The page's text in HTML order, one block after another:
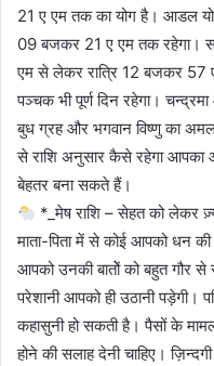
21 ए एम तक का योग है। आडल
09 बजकर 21 ए एम तक रहेगा।
एम से लेकर रात्रि 12 बजकर
पञ्चक भी पूर्ण दिन रहेगा।
बुध ग्रह और भगवान विष्णु का अमल
से राशि अनुसार कैसे रहेगा आपका
बेहतर बना सकते हैं।
*_मेष राशि – सेहत को
माता-पिता में से कोई आपको धन
आपको उनकी बातोें को बहुत गौर
परेशानी आपको ही उठानी
कहासुनी हो सकती है। पैसों के
होने की सलाह देनी चाहिए।